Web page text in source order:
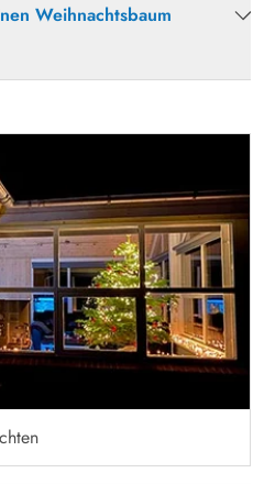
Weihnachtsbaum